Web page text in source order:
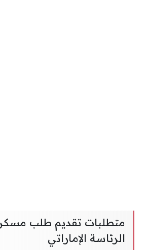
متطلبات تقديم طلب
الرئاسة الإماراتي